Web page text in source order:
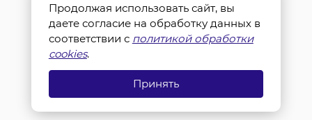
Продолжая использовать сайт, вы
даете согласие на обработку данных в
соответствии с политикой обработки
cookies.
Принять